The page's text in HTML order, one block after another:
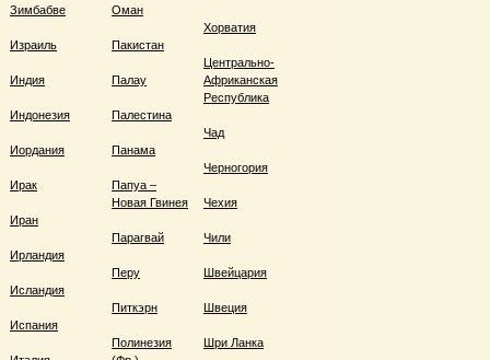
Зимбабве
Израиль
Индия
Индонезия
Иордания
Ирак
Иран
Ирландия
Исландия
Испания
Оман
Пакистан
Палау
Палестина
Панама
Папуа –
Новая Гвинея
Парагвай
Перу
Питкэрн
Полинезия
Хорватия
Центрально-
Африканская
Республика
Чад
Черногория
Чехия
Чили
Швейцария
Швеция
Шри Ланка